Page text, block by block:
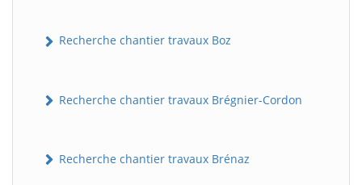
Recherche chantier travaux Boz
Recherche chantier travaux Brégnier-Cordon
Recherche chantier travaux Brénaz